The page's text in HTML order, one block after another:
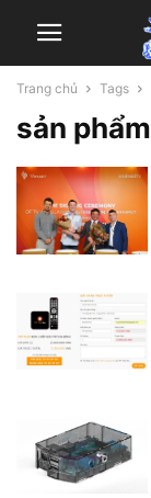
Trang chủ Tags
sản phẩm